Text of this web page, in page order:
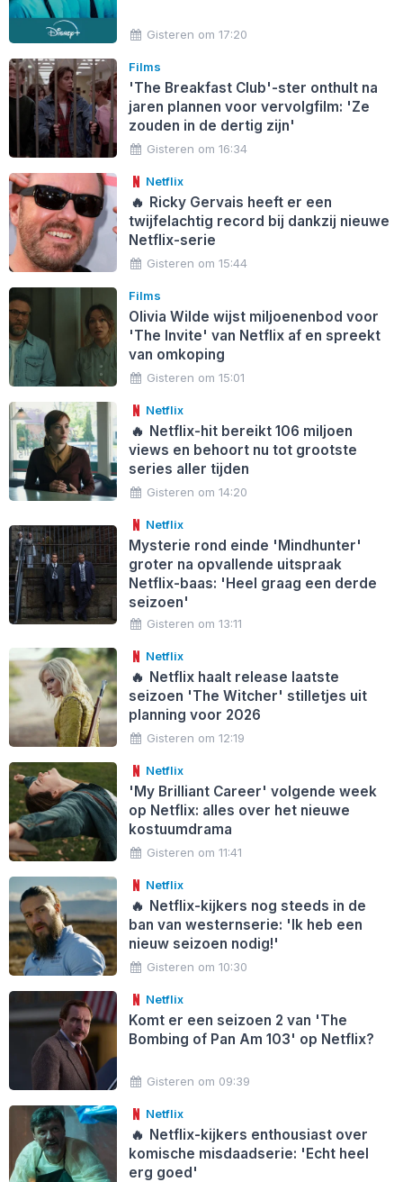
Gisteren om 17:20
Films
'The Breakfast Club'-ster onthult na
jaren plannen voor vervolgfilm: 'Ze
zouden in de dertig zijn'
Gisteren om 16:34
Netflix
🔥 Ricky Gervais heeft er een
twijfelachtig record bij dankzij nieuwe
Netflix-serie
Gisteren om 15:44
Films
Olivia Wilde wijst miljoenenbod voor
'The Invite' van Netflix af en spreekt
van omkoping
Gisteren om 15:01
Netflix
🔥 Netflix-hit bereikt 106 miljoen
views en behoort nu tot grootste
series aller tijden
Gisteren om 14:20
Netflix
Mysterie rond einde 'Mindhunter'
groter na opvallende uitspraak
Netflix-baas: 'Heel graag een derde
seizoen'
Gisteren om 13:11
Netflix
🔥 Netflix haalt release laatste
seizoen 'The Witcher' stilletjes uit
planning voor 2026
Gisteren om 12:19
Netflix
'My Brilliant Career' volgende week
op Netflix: alles over het nieuwe
kostuumdrama
Gisteren om 11:41
Netflix
🔥 Netflix-kijkers nog steeds in de
ban van westernserie: 'Ik heb een
nieuw seizoen nodig!'
Gisteren om 10:30
Netflix
Komt er een seizoen 2 van 'The
Bombing of Pan Am 103' op Netflix?
Gisteren om 09:39
Netflix
🔥 Netflix-kijkers enthousiast over
komische misdaadserie: 'Echt heel
erg goed'